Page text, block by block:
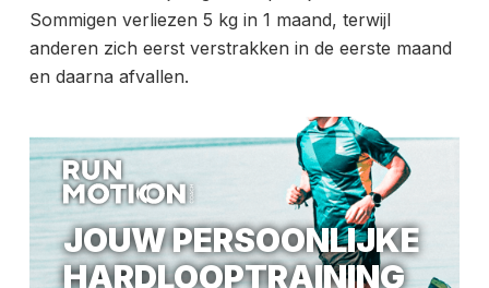
Sommigen verliezen 5 kg in 1 maand, terwijl
anderen zich eerst verstrakken in de eerste maand
en daarna afvallen.
JOUW PERSOONLIJKE
HARDLOOPTRAINING